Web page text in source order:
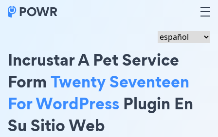
Incrustar A Pet Service
Form Twenty Seventeen
For WordPress Plugin En
Su Sitio Web